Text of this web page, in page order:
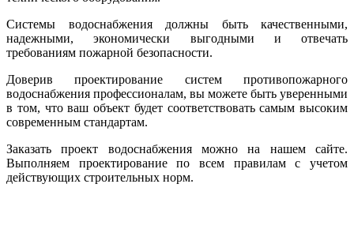
Системы водоснабжения должны быть качественными,
надежными, экономически выгодными и отвечать
требованиям пожарной безопасности.
Доверив проектирование систем противопожарного
водоснабжения профессионалам, вы можете быть уверенными
в том, что ваш объект будет соответствовать самым высоким
современным стандартам.
Заказать проект водоснабжения можно на нашем сайте.
Выполняем проектирование по всем правилам с учетом
действующих строительных норм.